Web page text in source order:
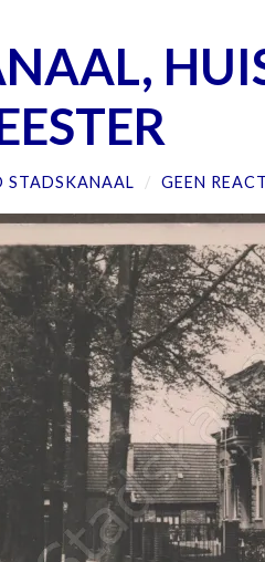
STADSKANAAL / GEEN